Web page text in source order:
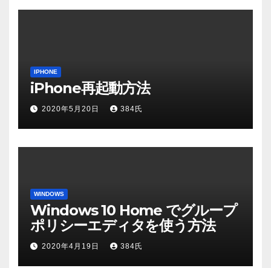
IPHONE
iPhone再起動方法
2020年5月20日 384氏
WINDOWS
Windows 10 Home でグループ
ポリシーエディタを使う方法
2020年4月19日 384氏